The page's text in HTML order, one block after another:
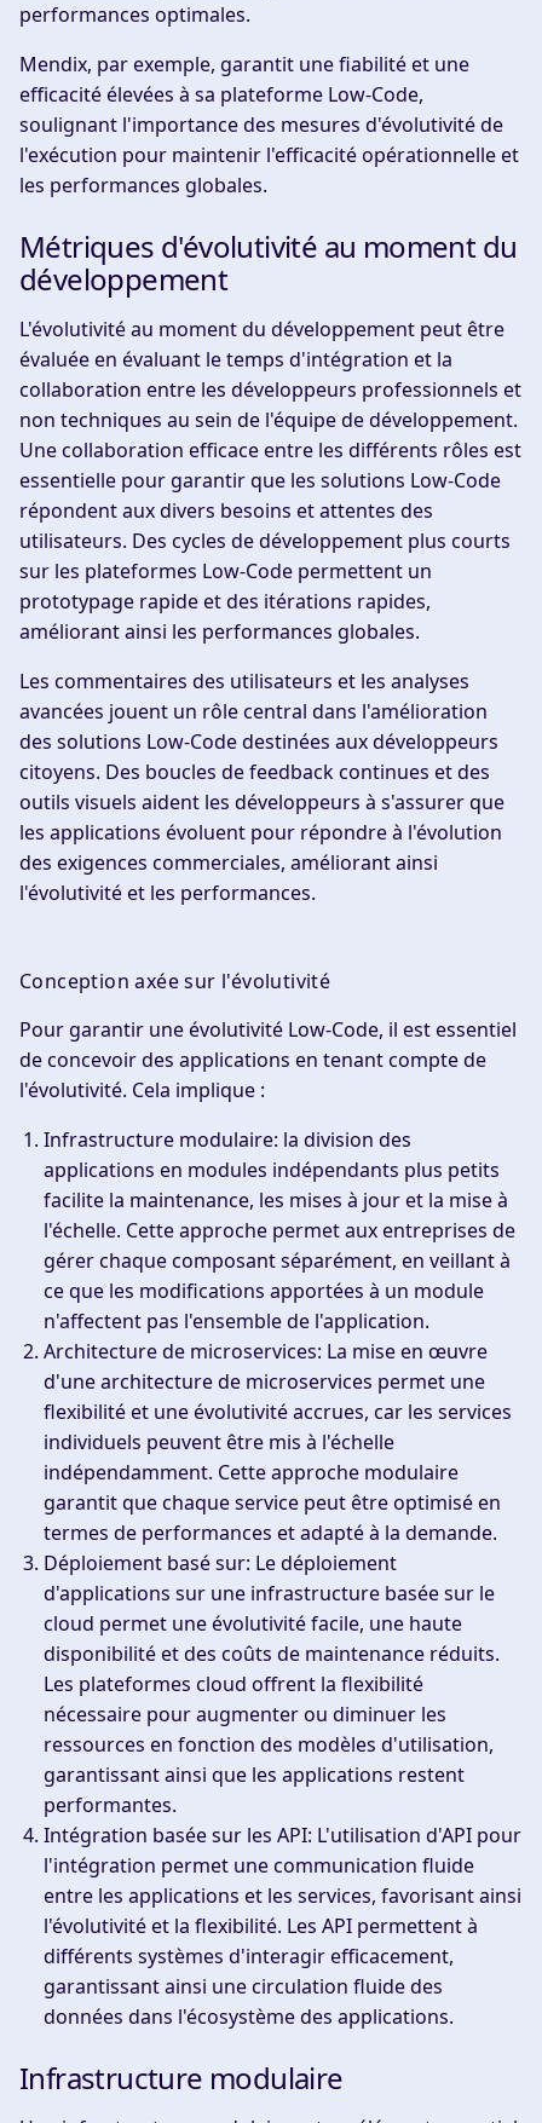
performances optimales.
Mendix, par exemple, garantit une fiabilité et une
efficacité élevées à sa plateforme Low-Code,
soulignant l'importance des mesures d'évolutivité de
l'exécution pour maintenir l'efficacité opérationnelle et
les performances globales.
Métriques d'évolutivité au moment du
développement
L'évolutivité au moment du développement peut être
évaluée en évaluant le temps d'intégration et la
collaboration entre les développeurs professionnels et
non techniques au sein de l'équipe de développement.
Une collaboration efficace entre les différents rôles est
essentielle pour garantir que les solutions Low-Code
répondent aux divers besoins et attentes des
utilisateurs. Des cycles de développement plus courts
sur les plateformes Low-Code permettent un
prototypage rapide et des itérations rapides,
améliorant ainsi les performances globales.
Les commentaires des utilisateurs et les analyses
avancées jouent un rôle central dans l'amélioration
des solutions Low-Code destinées aux développeurs
citoyens. Des boucles de feedback continues et des
outils visuels aident les développeurs à s'assurer que
les applications évoluent pour répondre à l'évolution
des exigences commerciales, améliorant ainsi
l'évolutivité et les performances.
Conception axée sur l'évolutivité
Pour garantir une évolutivité Low-Code, il est essentiel
de concevoir des applications en tenant compte de
l'évolutivité. Cela implique :
Infrastructure modulaire: la division des
applications en modules indépendants plus petits
facilite la maintenance, les mises à jour et la mise à
l'échelle. Cette approche permet aux entreprises de
gérer chaque composant séparément, en veillant à
ce que les modifications apportées à un module
n'affectent pas l'ensemble de l'application.
Architecture de microservices: La mise en œuvre
d'une architecture de microservices permet une
flexibilité et une évolutivité accrues, car les services
individuels peuvent être mis à l'échelle
indépendamment. Cette approche modulaire
garantit que chaque service peut être optimisé en
termes de performances et adapté à la demande.
Déploiement basé sur: Le déploiement
d'applications sur une infrastructure basée sur le
cloud permet une évolutivité facile, une haute
disponibilité et des coûts de maintenance réduits.
Les plateformes cloud offrent la flexibilité
nécessaire pour augmenter ou diminuer les
ressources en fonction des modèles d'utilisation,
garantissant ainsi que les applications restent
performantes.
Intégration basée sur les API: L'utilisation d'API pour
l'intégration permet une communication fluide
entre les applications et les services, favorisant ainsi
l'évolutivité et la flexibilité. Les API permettent à
différents systèmes d'interagir efficacement,
garantissant ainsi une circulation fluide des
données dans l'écosystème des applications.
Infrastructure modulaire